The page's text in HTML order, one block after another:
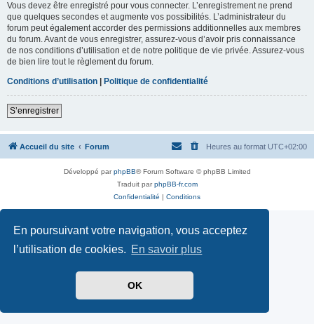
En poursuivant votre navigation, vous acceptez
l’utilisation de cookies. En savoir plus
OK
Vous devez être enregistré pour vous connecter. L’enregistrement ne prend
que quelques secondes et augmente vos possibilités. L’administrateur du
forum peut également accorder des permissions additionnelles aux membres
du forum. Avant de vous enregistrer, assurez-vous d’avoir pris connaissance
de nos conditions d’utilisation et de notre politique de vie privée. Assurez-vous
de bien lire tout le règlement du forum.
Conditions d’utilisation
Politique de confidentialité
S’enregistrer
Accueil du site Forum Heures au format UTC+02:00
Développé parphpBB® Forum Software © phpBB Limited
Traduit parphpBB-fr.com
Confidentialité | Conditions